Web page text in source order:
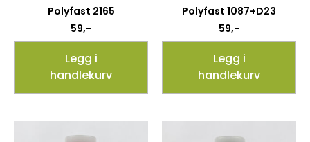
Polyfast 2165
59,-
Legg i
handlekurv
Polyfast 1087+D23
59,-
Legg i
handlekurv